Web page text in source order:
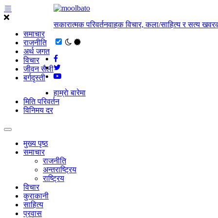
समाचार
राजनीति
अर्थ जगत
विचार
जीवन सैली
बर्गदृस्ती
सकारात्मक परिवर्तनवाहक विचार, कला/साहित्य र सत्य
हाम्राे बारेमा
मिति परिवर्तन
विनिमय दर
मुख्य पृष्ठ
समाचार
राजनीति
अन्तराष्ट्रिय
राष्ट्रिय
विचार
कुराकानी
साहित्य
प्रवास